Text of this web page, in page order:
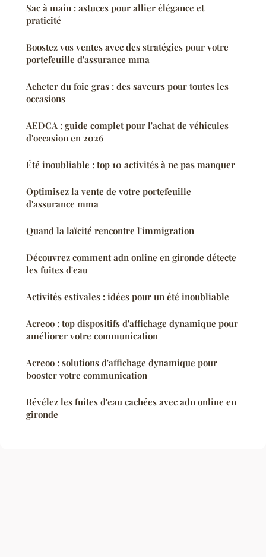
Sac à main : astuces pour allier élégance et
praticité
Boostez vos ventes avec des stratégies pour votre
portefeuille d'assurance mma
Acheter du foie gras : des saveurs pour toutes les
occasions
AEDCA : guide complet pour l'achat de véhicules
d'occasion en 2026
Été inoubliable : top 10 activités à ne pas manquer
Optimisez la vente de votre portefeuille
d'assurance mma
Quand la laïcité rencontre l'immigration
Découvrez comment adn online en gironde détecte
les fuites d'eau
Activités estivales : idées pour un été inoubliable
Acreoo : top dispositifs d'affichage dynamique pour
améliorer votre communication
Acreoo : solutions d'affichage dynamique pour
booster votre communication
Révélez les fuites d'eau cachées avec adn online en
gironde